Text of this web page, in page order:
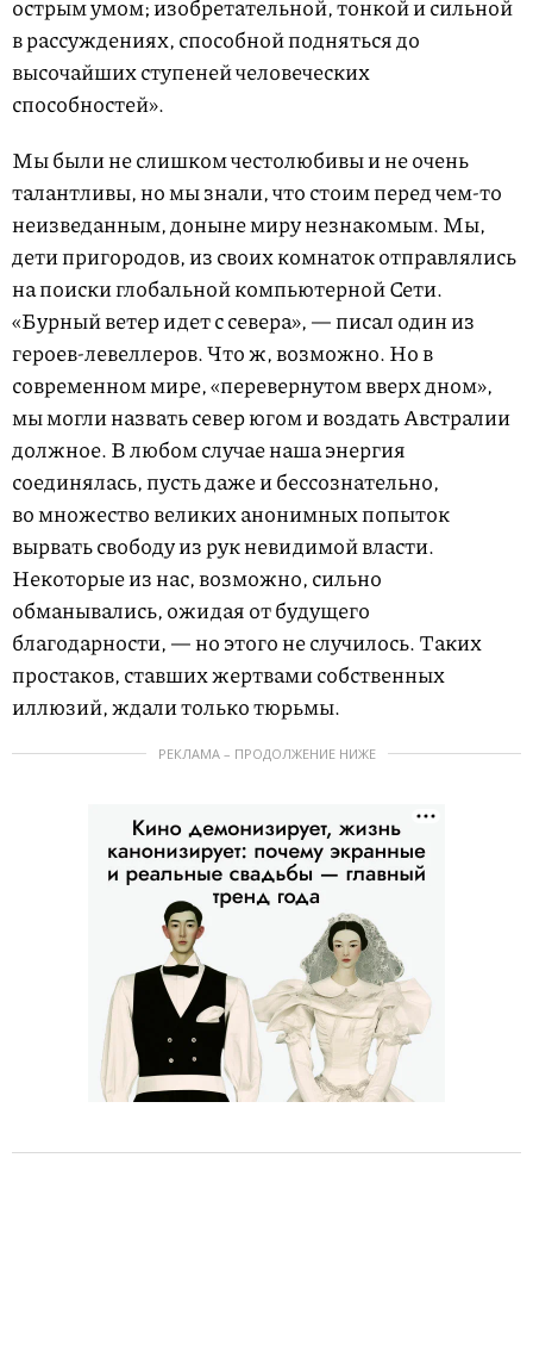
острым умом; изобретательной, тонкой и сильной
в рассуждениях, способной подняться до
высочайших ступеней человеческих
способностей».
Мы были не слишком честолюбивы и не очень
талантливы, но мы знали, что стоим перед чем-то
неизведанным, доныне миру незнакомым. Мы,
дети пригородов, из своих комнаток отправлялись
на поиски глобальной компьютерной Сети.
«Бурный ветер идет с севера», — писал один из
героев-левеллеров. Что ж, возможно. Но в
современном мире, «перевернутом вверх дном»,
мы могли назвать север югом и воздать Австралии
должное. В любом случае наша энергия
соединялась, пусть даже и бессознательно,
во множество великих анонимных попыток
вырвать свободу из рук невидимой власти.
Некоторые из нас, возможно, сильно
обманывались, ожидая от будущего
благодарности, — но этого не случилось. Таких
простаков, ставших жертвами собственных
иллюзий, ждали только тюрьмы.
РЕКЛАМА – ПРОДОЛЖЕНИЕ НИЖЕ